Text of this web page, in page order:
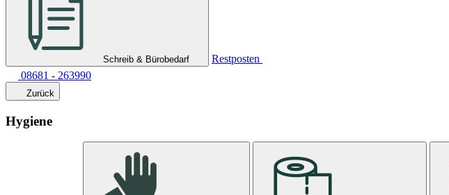
Schreib & Bürobedarf
Restposten
08681 - 263990
Zurück
Hygiene